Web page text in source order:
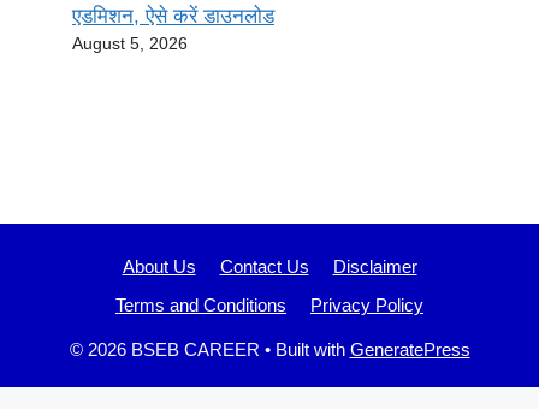
एडमिशन, ऐसे करें डाउनलोड
August 5, 2026
About Us Contact Us
Disclaimer
Terms and Conditions
Privacy Policy
© 2026 BSEB CAREER • Built with GeneratePress